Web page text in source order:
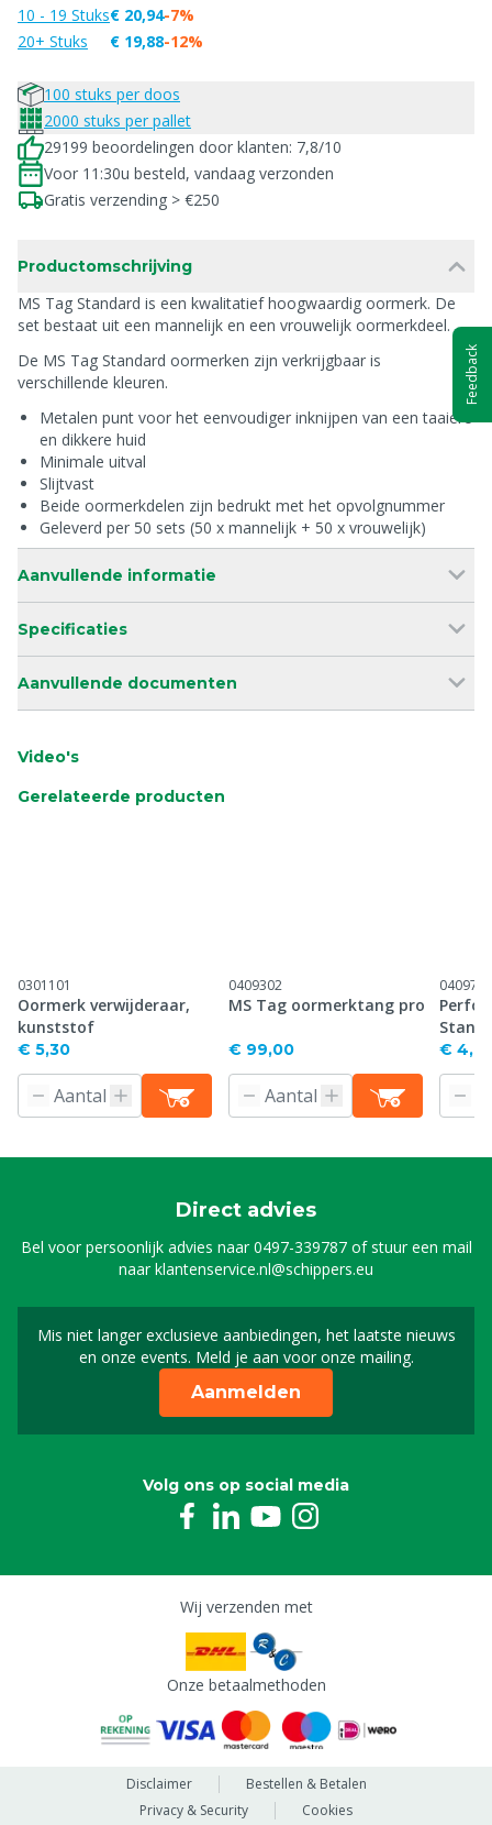
10 - 19 Stuks
20+ Stuks
€ 20,94
€ 19,88
-7%
-12%
100 stuks per doos
2000 stuks per pallet
29199 beoordelingen door klanten: 7,8/10
Voor 11:30u besteld, vandaag verzonden
Gratis verzending > €250
Productomschrijving
MS Tag Standard is een kwalitatief hoogwaardig oormerk. De
set bestaat uit een mannelijk en een vrouwelijk oormerkdeel.
De MS Tag Standard oormerken zijn verkrijgbaar is
verschillende kleuren.
Metalen punt voor het eenvoudiger inknijpen van een taaiere
en dikkere huid
Minimale uitval
Slijtvast
Beide oormerkdelen zijn bedrukt met het opvolgnummer
Geleverd per 50 sets (50 x mannelijk + 50 x vrouwelijk)
Aanvullende informatie
Specificaties
Aanvullende documenten
Video's
Gerelateerde producten
0301101
Oormerk verwijderaar,
kunststof
€ 5,30
0409302
MS Tag oormerktang pro
€ 99,00
0409716
€ 4,61
Direct advies
Bel voor persoonlijk advies naar0497-339787of stuur een mail
naarklantenservice.nl@schippers.eu
Mis niet langer exclusieve aanbiedingen, het laatste nieuws
en onze events. Meld je aan voor onze mailing.
Schrijf je in voor onze
Aanmelden
Volg ons op social media
Wij verzenden met
Onze betaalmethoden
Disclaimer
Bestellen & Betalen
Privacy & Security
Cookies
Feedback